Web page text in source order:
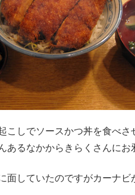
こしでソースかつ丼を食べさ
あるなかからきらくさんにお
面していたのですがカーナ